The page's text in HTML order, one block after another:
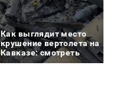
Как выглядит место
крушение вертолета на
Кавказе: смотреть